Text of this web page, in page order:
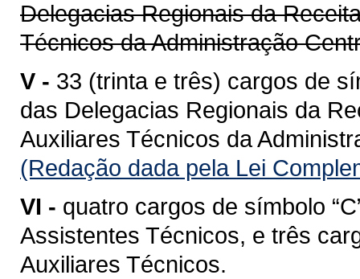
Delegacias Regionais da
Técnicos da Administração
V - 33 (trinta e três) cargos de
das Delegacias Regionais da
Auxiliares Técnicos da
(Redação dada pela Lei
VI - quatro cargos de símbolo
Assistentes Técnicos, e três
Auxiliares Técnicos.